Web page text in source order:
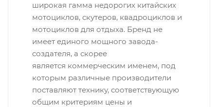
широкая гамма недорогих китайских
мотоциклов, скутеров, квадроциклов и
мотоциклов для отдыха. Бренд не
имеет единого мощного завода-
создателя, а скорее
является коммерческим именем, под
которым различные производители
поставляют технику, соответствующую
общим критериям цены и